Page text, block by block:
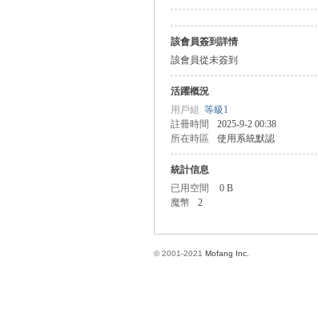
該會員簽到詳情
該會員從未簽到
活躍概況
用戶組 等級1
註冊時間
2025-9-2 00:38
所在時區
使用系統默認
統計信息
已用空間
0 B
魔幣
2
© 2001-2021 Mofang Inc.